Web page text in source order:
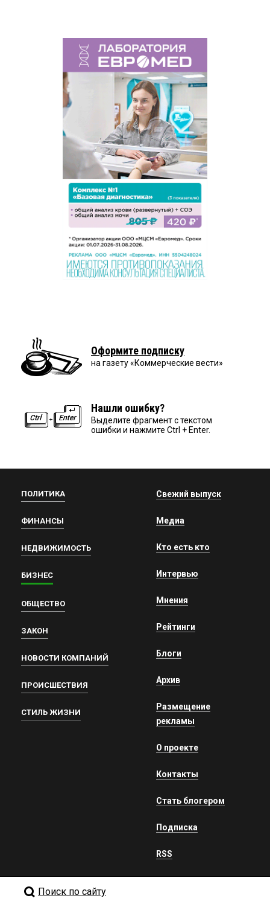
Оформите подписку
на газету «Коммерческие вести»
Нашли ошибку?
Выделите фрагмент с текстом
ошибки и нажмите Ctrl + Enter.
ПОЛИТИКА
ФИНАНСЫ
НЕДВИЖИМОСТЬ
БИЗНЕС
ОБЩЕСТВО
ЗАКОН
НОВОСТИ КОМПАНИЙ
ПРОИСШЕСТВИЯ
СТИЛЬ ЖИЗНИ
Свежий выпуск
Медиа
Кто есть кто
Интервью
Мнения
Рейтинги
Блоги
Архив
Размещение
рекламы
О проекте
Контакты
Стать блогером
Подписка
RSS
Поиск по сайту